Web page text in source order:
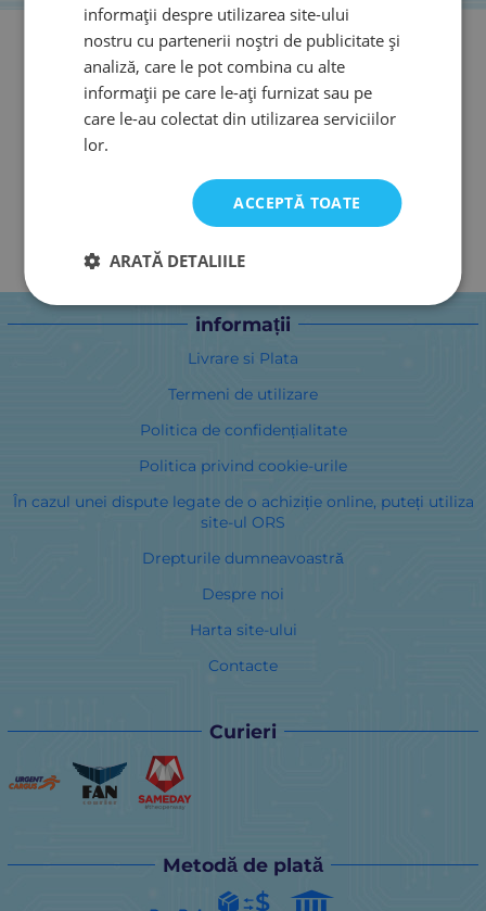
informații
Livrare si Plata
Termeni de utilizare
Politica de confidențialitate
Politica privind cookie-urile
În cazul unei dispute legate de o achiziție online, puteți utiliza
site-ul ORS
Drepturile dumneavoastră
Despre noi
Harta site-ului
Contacte
Curieri
Metodă de plată
informații despre utilizarea site-ului
nostru cu partenerii noștri de publicitate și
analiză, care le pot combina cu alte
informații pe care le-ați furnizat sau pe
care le-au colectat din utilizarea serviciilor
lor.
ACCEPTĂ TOATE
ARATĂ DETALIILE